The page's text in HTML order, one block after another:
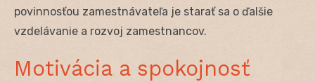
povinnosťou zamestnávateľa je starať sa o ďalšie
vzdelávanie a rozvoj zamestnancov.
Motivácia a spokojnosť